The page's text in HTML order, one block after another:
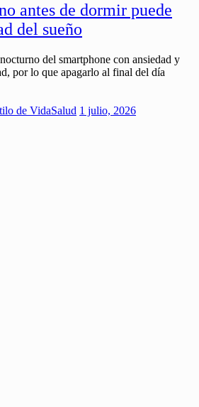
antes de dormir puede
del sueño
del smartphone con ansiedad y
por lo que apagarlo al final del día
de VidaSalud 1 julio, 2026